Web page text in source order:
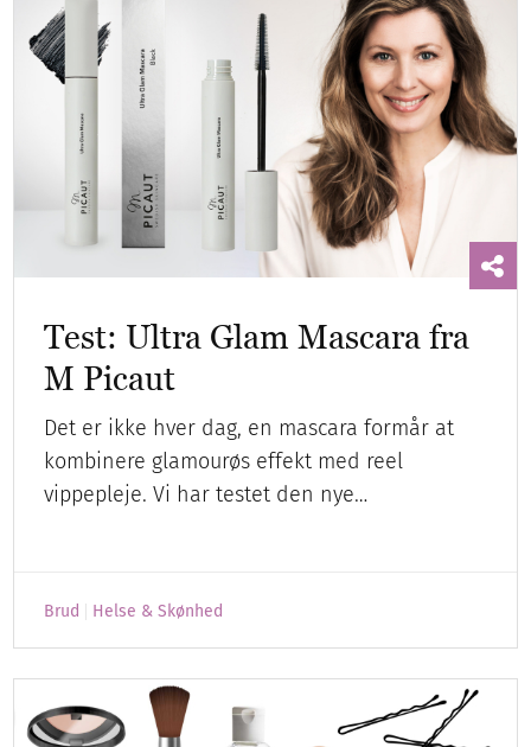
Test: Ultra Glam Mascara fra
M Picaut
Det er ikke hver dag, en mascara formår at
kombinere glamourøs effekt med reel
vippepleje. Vi har testet den nye…
Brud Helse & Skønhed